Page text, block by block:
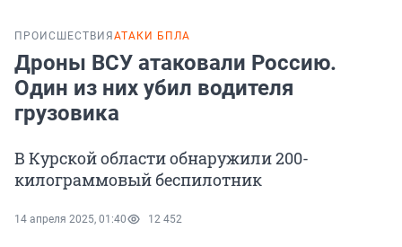
ПРОИСШЕСТВИЯ АТАКИ БПЛА
Дроны ВСУ атаковали Россию.
Один из них убил водителя
грузовика
В Курской области обнаружили 200-
килограммовый беспилотник
14 апреля 2025, 01:40 12 452